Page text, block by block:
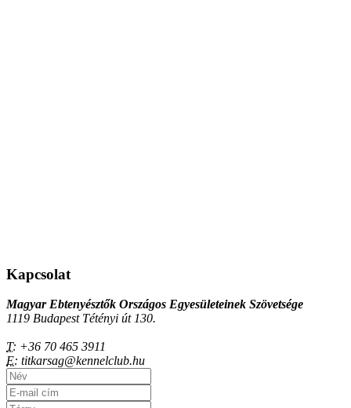
Kapcsolat
Magyar Ebtenyésztők Országos Egyesületeinek Szövetsége
1119 Budapest Tétényi út 130.
T: +36 70 465 3911
E: titkarsag@kennelclub.hu